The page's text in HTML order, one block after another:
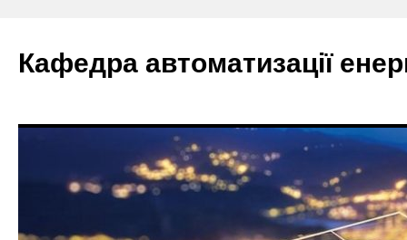
вмісту
Кафедра автоматизації